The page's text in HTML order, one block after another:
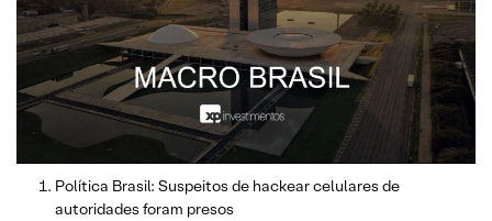
Política Brasil: Suspeitos de hackear celulares de
autoridades foram presos